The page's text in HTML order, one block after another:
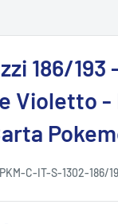
186/193
Violetto -
PKM-C-IT-S-1302-186/